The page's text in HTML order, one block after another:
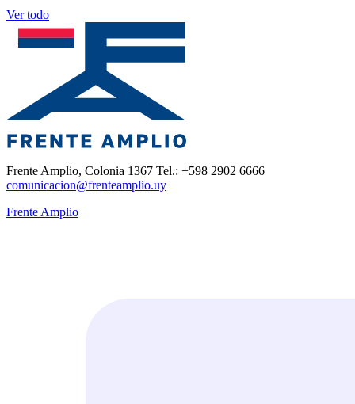
Ver todo
Frente Amplio, Colonia 1367 Tel.: +598 2902 6666
comunicacion@frenteamplio.uy
Frente Amplio